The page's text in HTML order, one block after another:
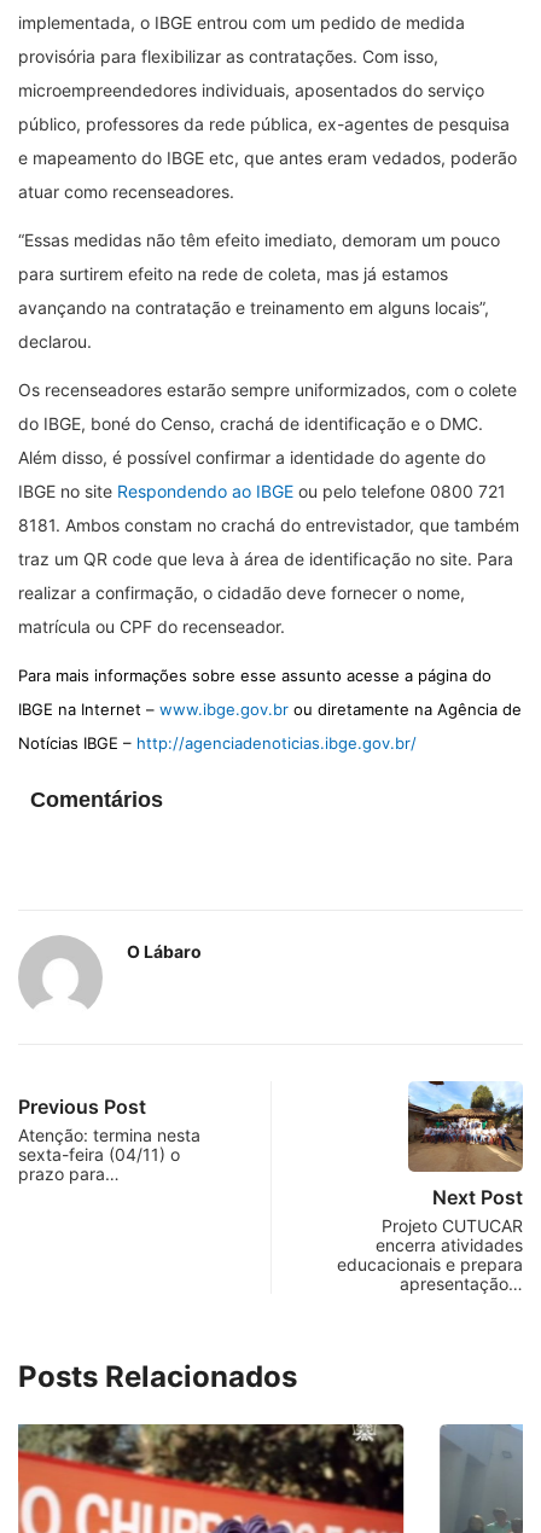
implementada, o IBGE entrou com um pedido de medida
provisória para flexibilizar as contratações. Com isso,
microempreendedores individuais, aposentados do serviço
público, professores da rede pública, ex-agentes de pesquisa
e mapeamento do IBGE etc, que antes eram vedados, poderão
atuar como recenseadores.
“Essas medidas não têm efeito imediato, demoram um pouco
para surtirem efeito na rede de coleta, mas já estamos
avançando na contratação e treinamento em alguns locais”,
declarou.
Os recenseadores estarão sempre uniformizados, com o colete
do IBGE, boné do Censo, crachá de identificação e o DMC.
Além disso, é possível confirmar a identidade do agente do
IBGE no site Respondendo ao IBGE ou pelo telefone 0800 721
8181. Ambos constam no crachá do entrevistador, que também
traz um QR code que leva à área de identificação no site. Para
realizar a confirmação, o cidadão deve fornecer o nome,
matrícula ou CPF do recenseador.
Para mais informações sobre esse assunto acesse a página do
IBGE na Internet – www.ibge.gov.br ou diretamente na Agência de
Notícias IBGE – http://agenciadenoticias.ibge.gov.br/
Comentários
O Lábaro
Previous Post
Atenção: termina nesta
sexta-feira (04/11) o
prazo para…
Next Post
Projeto CUTUCAR
encerra atividades
educacionais e prepara
apresentação…
Posts Relacionados